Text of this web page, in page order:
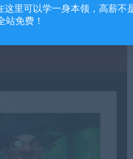
这里可以学一身本领，高薪不
站免费！